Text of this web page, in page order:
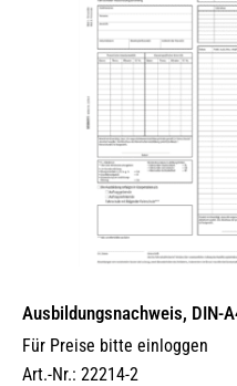
Ausbildungsnachweis, DIN-
Für Preise bitte einloggen
Art.-Nr.: 22214-2